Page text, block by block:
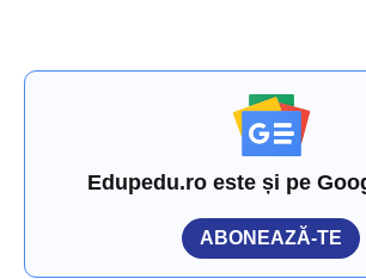
Edupedu.ro este și pe
ABONEAZĂ-TE